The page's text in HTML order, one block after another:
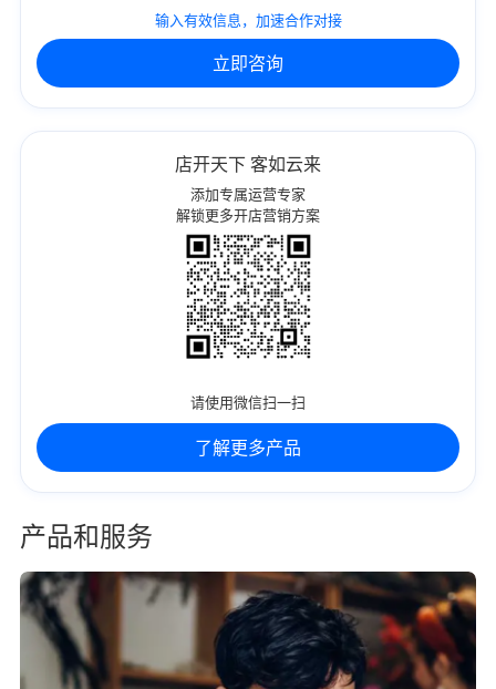
输入有效信息，加速合作对接
立即咨询
店开天下 客如云来
添加专属运营专家
解锁更多开店营销方案
请使用微信扫一扫
了解更多产品
产品和服务